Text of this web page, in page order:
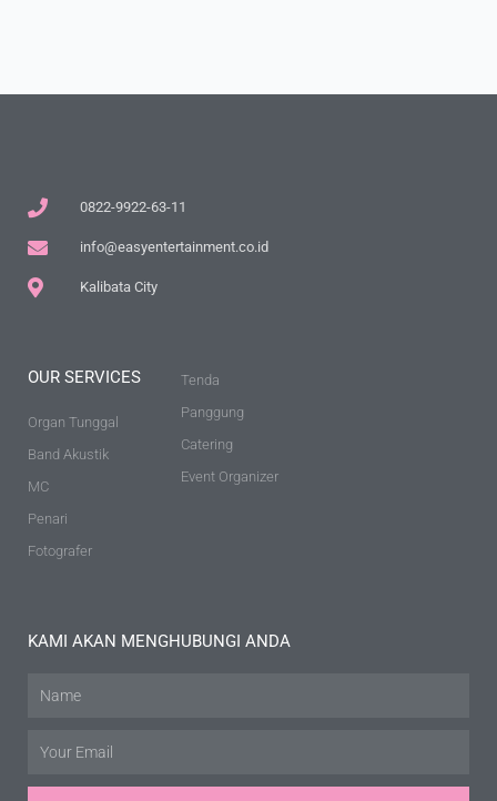
0822-9922-63-11
info@easyentertainment.co.id
Kalibata City
OUR SERVICES
Organ Tunggal
Band Akustik
MC
Penari
Fotografer
Tenda
Panggung
Catering
Event Organizer
KAMI AKAN MENGHUBUNGI ANDA